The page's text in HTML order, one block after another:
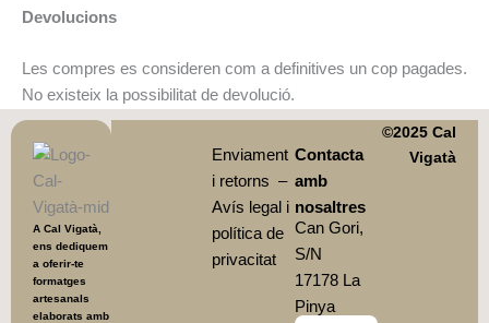
Devolucions
Les compres es consideren com a definitives un cop pagades.
No existeix la possibilitat de devolució.
A Cal Vigatà,
ens dediquem
a oferir-te
formatges
artesanals
elaborats amb
Enviament
i retorns –
Avís legal i
política de
privacitat
Contacta
amb
nosaltres
Can Gori,
S/N
17178 La
Pinya
©2025 Cal
Vigatà